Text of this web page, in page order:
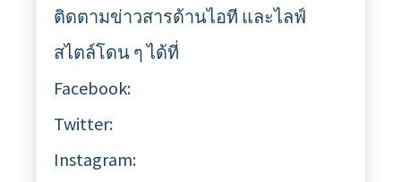
ติดตามข่าวสารด้านไอที และไลฟ์
สไตล์โดน ๆ ได้ที่
Facebook:
Twitter:
Instagram: